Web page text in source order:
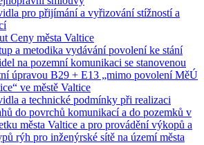
pro přijímání a vyřizování stížností a
Ceny města Valtice
a metodika vydávání povolení ke stání
na pozemní komunikaci se stanovenou
úpravou B29 + E13 „mimo povolení MěÚ
ve městě Valtice
a technické podmínky při realizaci
do povrchů komunikací a do pozemků v
města Valtice a pro provádění výkopů a
rýh pro inženýrské sítě na území města